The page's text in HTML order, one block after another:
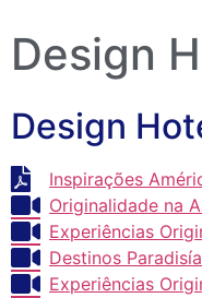
Design
Design
Inspirações
Originalidade na
Experiências
Destinos
Experiências